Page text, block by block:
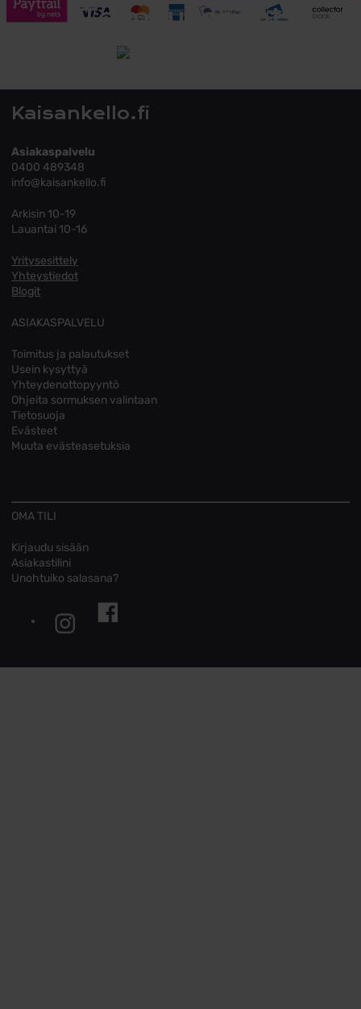
Toimitusehdot
Kaisankello.fi
Asiakaspalvelu
0400 489348
info@kaisankello.fi
Arkisin 10-19
Lauantai 10-16
Yritysesittely
Yhteystiedot
Blogit
ASIAKASPALVELU
Toimitus ja palautukset
Usein kysyttyä
Yhteydenottopyyntö
Ohjeita sormuksen valintaan
Tietosuoja
Evästeet
Muuta evästeasetuksia
OMA TILI
Kirjaudu sisään
Asiakastilini
Unohtuiko salasana?